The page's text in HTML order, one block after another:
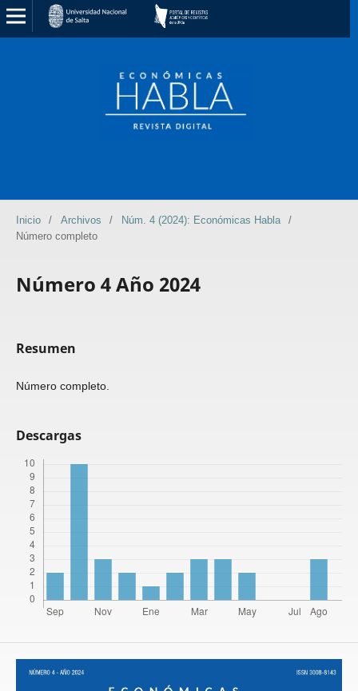
Inicio / Archivos / Núm. 4 (2024): Económicas Habla
/
Número completo
Número 4 Año 2024
Resumen
Número completo.
Descargas